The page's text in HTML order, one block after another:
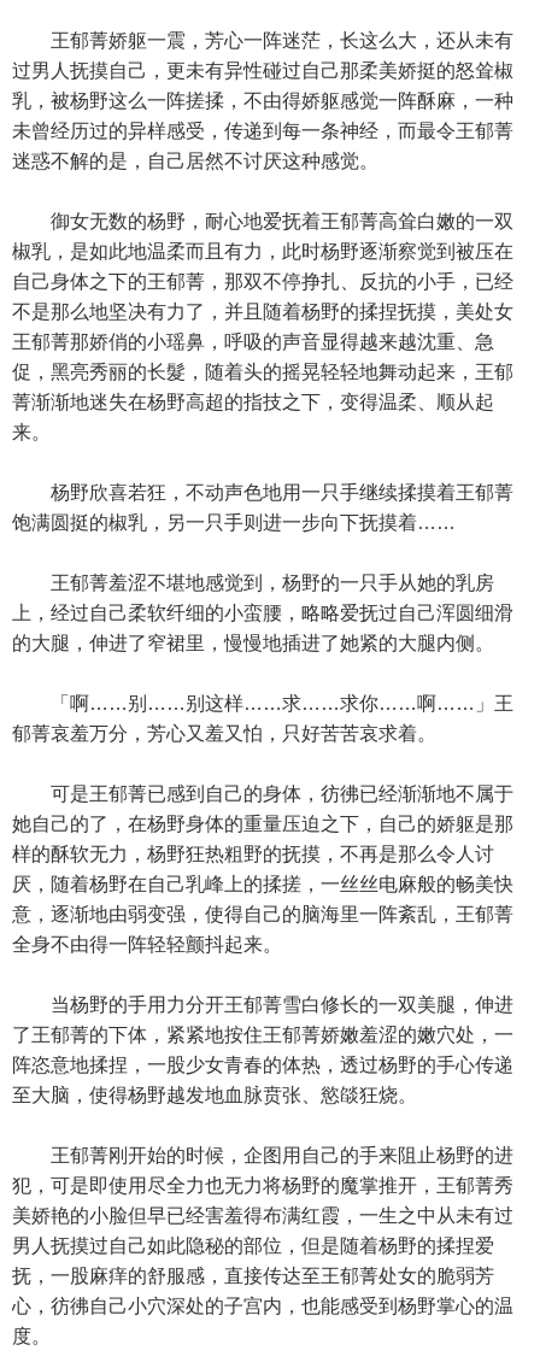
王郁菁娇躯一震，芳心一阵迷茫，长这么大，还从未有
过男人抚摸自己，更未有异性碰过自己那柔美娇挺的怒耸椒
乳，被杨野这么一阵搓揉，不由得娇躯感觉一阵酥麻，一种
未曾经历过的异样感受，传递到每一条神经，而最令王郁菁
迷惑不解的是，自己居然不讨厌这种感觉。
御女无数的杨野，耐心地爱抚着王郁菁高耸白嫩的一双
椒乳，是如此地温柔而且有力，此时杨野逐渐察觉到被压在
自己身体之下的王郁菁，那双不停挣扎、反抗的小手，已经
不是那么地坚决有力了，并且随着杨野的揉捏抚摸，美处女
王郁菁那娇俏的小瑶鼻，呼吸的声音显得越来越沈重、急
促，黑亮秀丽的长髮，随着头的摇晃轻轻地舞动起来，王郁
菁渐渐地迷失在杨野高超的指技之下，变得温柔、顺从起
来。
杨野欣喜若狂，不动声色地用一只手继续揉摸着王郁菁
饱满圆挺的椒乳，另一只手则进一步向下抚摸着……
王郁菁羞涩不堪地感觉到，杨野的一只手从她的乳房
上，经过自己柔软纤细的小蛮腰，略略爱抚过自己浑圆细滑
的大腿，伸进了窄裙里，慢慢地插进了她紧的大腿内侧。
「啊……别……别这样……求……求你……啊……」王
郁菁哀羞万分，芳心又羞又怕，只好苦苦哀求着。
可是王郁菁已感到自己的身体，彷彿已经渐渐地不属于
她自己的了，在杨野身体的重量压迫之下，自己的娇躯是那
样的酥软无力，杨野狂热粗野的抚摸，不再是那么令人讨
厌，随着杨野在自己乳峰上的揉搓，一丝丝电麻般的畅美快
意，逐渐地由弱变强，使得自己的脑海里一阵紊乱，王郁菁
全身不由得一阵轻轻颤抖起来。
当杨野的手用力分开王郁菁雪白修长的一双美腿，伸进
了王郁菁的下体，紧紧地按住王郁菁娇嫩羞涩的嫩穴处，一
阵恣意地揉捏，一股少女青春的体热，透过杨野的手心传递
至大脑，使得杨野越发地血脉贲张、慾燄狂烧。
王郁菁刚开始的时候，企图用自己的手来阻止杨野的进
犯，可是即使用尽全力也无力将杨野的魔掌推开，王郁菁秀
美娇艳的小脸但早已经害羞得布满红霞，一生之中从未有过
男人抚摸过自己如此隐秘的部位，但是随着杨野的揉捏爱
抚，一股麻痒的舒服感，直接传达至王郁菁处女的脆弱芳
心，彷彿自己小穴深处的子宫内，也能感受到杨野掌心的温
度。